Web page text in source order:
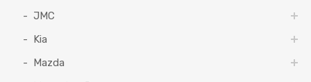
JMC
Kia
Mazda